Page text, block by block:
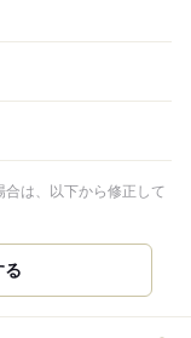
は、以下から修正して
る